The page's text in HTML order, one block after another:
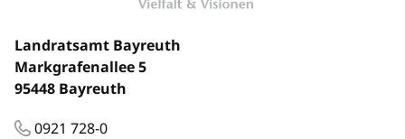
Landratsamt Bayreuth
Markgrafenallee 5
95448 Bayreuth
0921 728-0